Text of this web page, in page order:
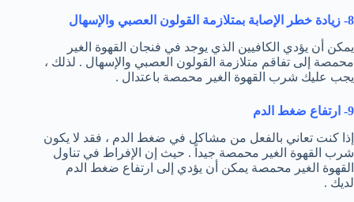
8- زيادة خطر الإصابة بمتلازمة القولون العصبي والإسهال
يمكن أن يؤدي الكافيين الذي يوجد في فنجان القهوة الغير
محمصة إلى تفاقم متلازمة القولون العصبي والإسهال . لذلك ،
يجب عليك شرب القهوة الغير محمصة باعتدال .
9- ارتفاع ضغط الدم
إذا كنت تعاني بالفعل من مشاكل في ضغط الدم ، فقد لا يكون
شرب القهوة الغير محمصة جيداً . حيث إن الإفراط في تناول
القهوة الغير محمصة يمكن أن يؤدي إلى ارتفاع ضغط الدم
لديك .